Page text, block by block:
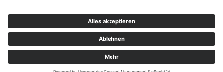
Shop Service Informationen
* Alle Preise inkl. gesetzl. Mehrwertsteuer zzgl.Versandkostenund ggf.
© 2026 Lüttel Software & Medien GmbH - Alle Rechte vorbehalten.